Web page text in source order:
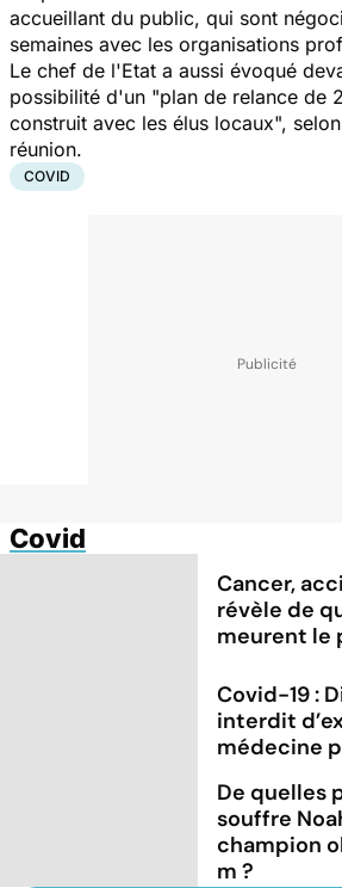
accueillant du public, qui sont
semaines avec les organisations
Le chef de l'Etat a aussi évoqué
possibilité d'un "plan de relance de
construit avec les élus locaux",
réunion.
COVID
Covid
Cancer,
révèle de
meurent le
Covid-19 :
interdit
médecine
De quelles
souffre
champion
m ?